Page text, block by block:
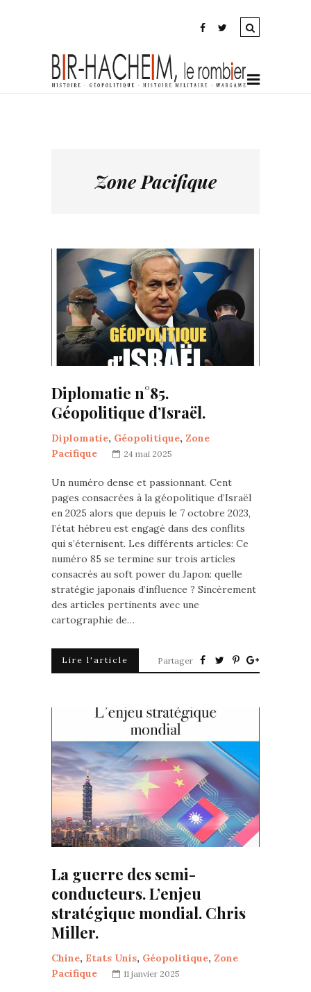
Zone Pacifique
Diplomatie n°85.
Géopolitique d’Israël.
Diplomatie, Géopolitique, Zone
Pacifique
24 mai 2025
Un numéro dense et passionnant. Cent
pages consacrées à la géopolitique d’Israël
en 2025 alors que depuis le 7 octobre 2023,
l’état hébreu est engagé dans des conflits
qui s’éternisent. Les différents articles: Ce
numéro 85 se termine sur trois articles
consacrés au soft power du Japon: quelle
stratégie japonais d’influence ? Sincèrement
des articles pertinents avec une
cartographie de…
Lire l'article Partager
La guerre des semi-
conducteurs. L’enjeu
stratégique mondial. Chris
Miller.
Chine, Etats Unis, Géopolitique, Zone
Pacifique
11 janvier 2025